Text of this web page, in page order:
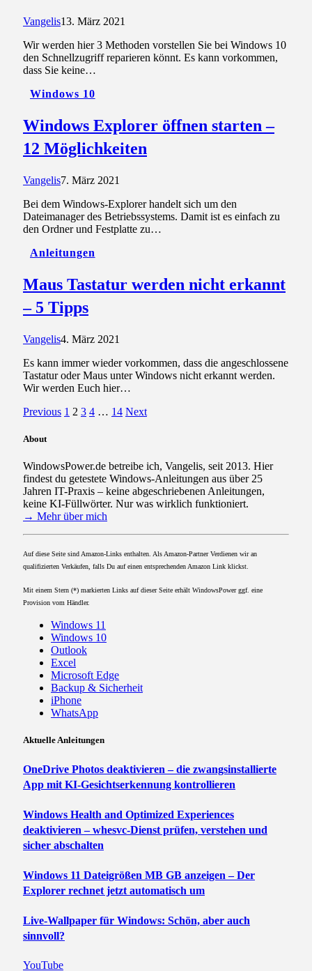
Vangelis13. März 2021
Wir werden hier 3 Methoden vorstellen Sie bei Windows 10
den Schnellzugriff reparieren könnt. Es kann vorkommen,
dass Sie keine…
Windows 10
Windows Explorer öffnen starten –
12 Möglichkeiten
Vangelis7. März 2021
Bei dem Windows-Explorer handelt sich um den
Dateimanager des Betriebssystems. Damit ist es einfach zu
den Ordner und Festplatte zu…
Anleitungen
Maus Tastatur werden nicht erkannt
– 5 Tipps
Vangelis4. März 2021
Es kann immer wieder vorkommen, dass die angeschlossene
Tastatur oder Maus unter Windows nicht erkannt werden.
Wir werden Euch hier…
Previous 1 2 3 4 … 14 Next
About
WindowsPower.de betreibe ich, Vangelis, seit 2013. Hier
findest du getestete Windows-Anleitungen aus über 25
Jahren IT-Praxis – keine abgeschriebenen Anleitungen,
keine KI-Füllwörter. Nur was wirklich funktioniert.
→ Mehr über mich
Auf diese Seite sind Amazon-Links enthalten. Als Amazon-Partner Verdienen wir an
qualifizierten Verkäufen, falls Du auf einen entsprechenden Amazon Link klickst.
Mit einem Stern (*) markierten Links auf dieser Seite erhält WindowsPower ggf. eine
Provision vom Händler.
Windows 11
Windows 10
Outlook
Excel
Microsoft Edge
Backup & Sicherheit
iPhone
WhatsApp
Aktuelle Anleitungen
OneDrive Photos deaktivieren – die zwangsinstallierte
App mit KI-Gesichtserkennung kontrollieren
Windows Health and Optimized Experiences
deaktivieren – whesvc-Dienst prüfen, verstehen und
sicher abschalten
Windows 11 Dateigrößen MB GB anzeigen – Der
Explorer rechnet jetzt automatisch um
Live-Wallpaper für Windows: Schön, aber auch
sinnvoll?
YouTube